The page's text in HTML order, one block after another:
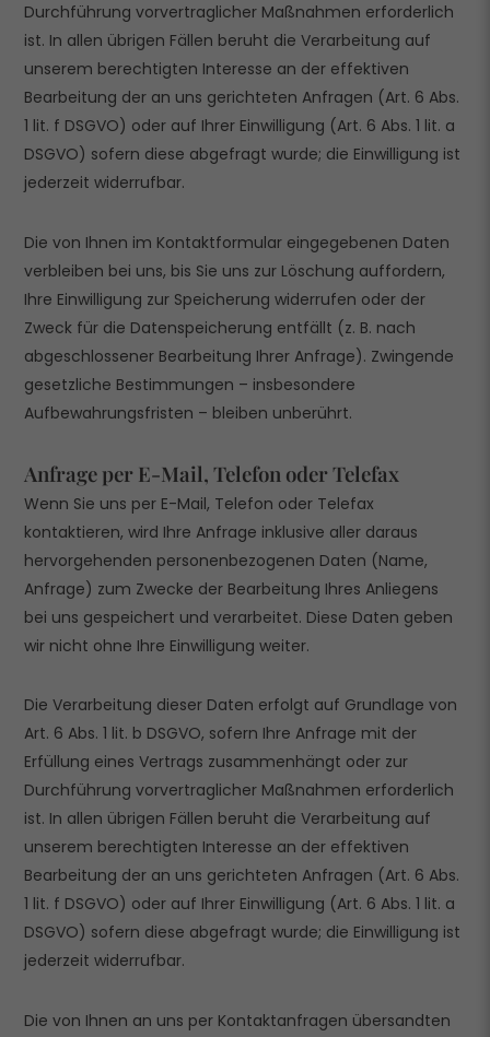
Durchführung vorvertraglicher Maßnahmen erforderlich
ist. In allen übrigen Fällen beruht die Verarbeitung auf
unserem berechtigten Interesse an der effektiven
Bearbeitung der an uns gerichteten Anfragen (Art. 6 Abs.
1 lit. f DSGVO) oder auf Ihrer Einwilligung (Art. 6 Abs. 1 lit. a
DSGVO) sofern diese abgefragt wurde; die Einwilligung ist
jederzeit widerrufbar.
Die von Ihnen im Kontaktformular eingegebenen Daten
verbleiben bei uns, bis Sie uns zur Löschung auffordern,
Ihre Einwilligung zur Speicherung widerrufen oder der
Zweck für die Datenspeicherung entfällt (z. B. nach
abgeschlossener Bearbeitung Ihrer Anfrage). Zwingende
gesetzliche Bestimmungen – insbesondere
Aufbewahrungsfristen – bleiben unberührt.
Anfrage per E-Mail, Telefon oder Telefax
Wenn Sie uns per E-Mail, Telefon oder Telefax
kontaktieren, wird Ihre Anfrage inklusive aller daraus
hervorgehenden personenbezogenen Daten (Name,
Anfrage) zum Zwecke der Bearbeitung Ihres Anliegens
bei uns gespeichert und verarbeitet. Diese Daten geben
wir nicht ohne Ihre Einwilligung weiter.
Die Verarbeitung dieser Daten erfolgt auf Grundlage von
Art. 6 Abs. 1 lit. b DSGVO, sofern Ihre Anfrage mit der
Erfüllung eines Vertrags zusammenhängt oder zur
Durchführung vorvertraglicher Maßnahmen erforderlich
ist. In allen übrigen Fällen beruht die Verarbeitung auf
unserem berechtigten Interesse an der effektiven
Bearbeitung der an uns gerichteten Anfragen (Art. 6 Abs.
1 lit. f DSGVO) oder auf Ihrer Einwilligung (Art. 6 Abs. 1 lit. a
DSGVO) sofern diese abgefragt wurde; die Einwilligung ist
jederzeit widerrufbar.
Die von Ihnen an uns per Kontaktanfragen übersandten